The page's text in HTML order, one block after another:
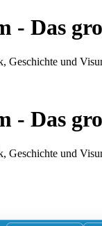
- Das
Geschichte und
- Das
Geschichte und